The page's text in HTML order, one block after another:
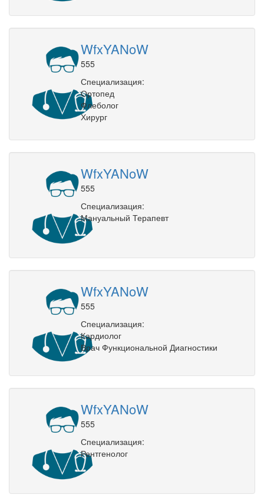
WfxYANoW
555
Специализация:
Ортопед
Флеболог
Хирург
WfxYANoW
555
Специализация:
Мануальный Терапевт
WfxYANoW
555
Специализация:
Кардиолог
Врач Функциональной Диагностики
WfxYANoW
555
Специализация:
Рентгенолог